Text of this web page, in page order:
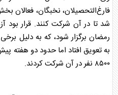
فارغ‌التحصیلان، نخبگان،
شد تا در آن شرکت کنند. قرار بود
رمضان برگزار شود، که به دلیل
به تعویق افتاد اما حدود دو هفته
۸۵۰۰ نفر در آن شرکت کردند.